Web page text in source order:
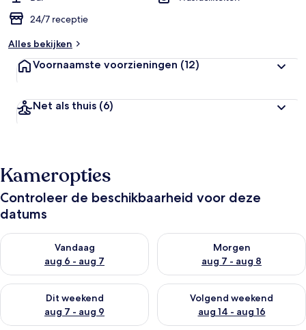
24/7 receptie
Alles bekijken
Voornaamste voorzieningen (12)
Net als thuis (6)
Kameropties
Controleer de beschikbaarheid voor deze
datums
Vandaag
aug 6 - aug 7
De beschikbaarheid controleren voor vanavond aug 6 - aug 7
Morgen
aug 7 - aug 8
De beschikbaarheid
Dit weekend
aug 7 - aug 9
De beschikbaarheid controleren voor dit weekend aug 7 -
Volgend weekend
aug 14 - aug 16
De beschikbaarheid